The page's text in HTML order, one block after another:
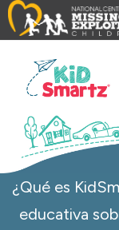
¿Qué es
educativa